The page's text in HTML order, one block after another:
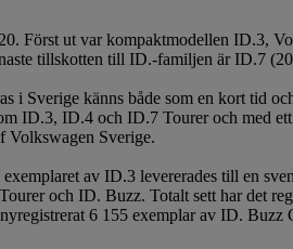
Först ut var kompaktmodellen ID.3,
tillskotten till ID.-familjen är ID.7
i Sverige känns både som en kort tid
ID.3, ID.4 och ID.7 Tourer och
Volkswagen Sverige.
av ID.3 levererades till en
och ID. Buzz. Totalt sett har det
6 155 exemplar av ID. Buzz